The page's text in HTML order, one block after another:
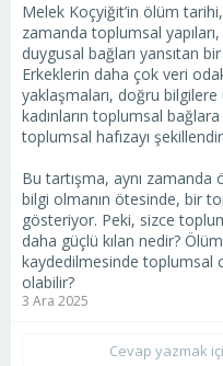
Melek Koçyiğit’in ölüm
zamanda toplumsal
duygusal bağları yansıtan
Erkeklerin daha çok veri
yaklaşmaları, doğru
kadınların toplumsal
toplumsal hafızayı
Bu tartışma, aynı
bilgi olmanın ötesinde, bir
gösteriyor. Peki, sizce
daha güçlü kılan nedir?
kaydedilmesinde toplumsal
olabilir?
3 Ara 2025
Cevap yazmak